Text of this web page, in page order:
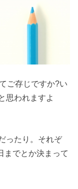
ご存じですか?い
思われますよ
ったり。それぞ
までとか決まって